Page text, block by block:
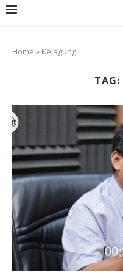
Home » Kejagung
TAG: